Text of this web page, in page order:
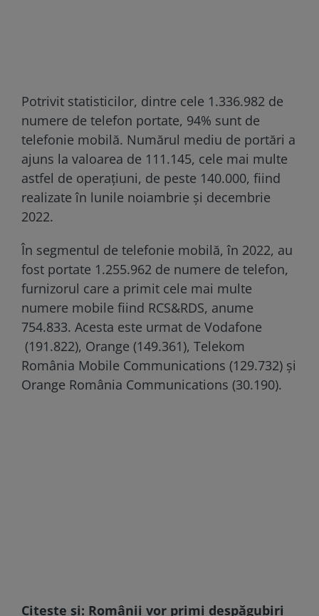
Potrivit statisticilor, dintre cele 1.336.982 de
numere de telefon portate, 94% sunt de
telefonie mobilă. Numărul mediu de portări a
ajuns la valoarea de 111.145, cele mai multe
astfel de operațiuni, de peste 140.000, fiind
realizate în lunile noiambrie și decembrie
2022.
În segmentul de telefonie mobilă, în 2022, au
fost portate 1.255.962 de numere de telefon,
furnizorul care a primit cele mai multe
numere mobile fiind RCS&RDS, anume
754.833. Acesta este urmat de Vodafone
(191.822), Orange (149.361), Telekom
România Mobile Communications (129.732) şi
Orange România Communications (30.190).
Citește și: Românii vor primi despăgubiri